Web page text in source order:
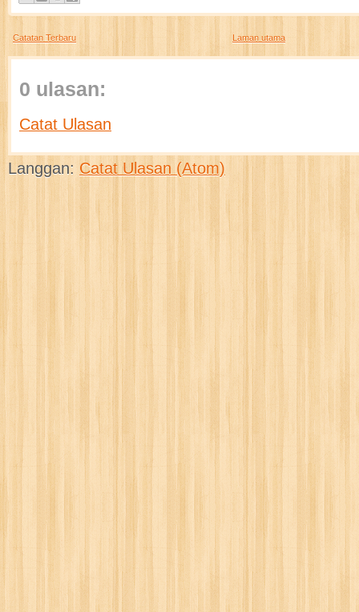
Catatan Terbaru Laman utama
0 ulasan:
Catat Ulasan
Langgan: Catat Ulasan (Atom)